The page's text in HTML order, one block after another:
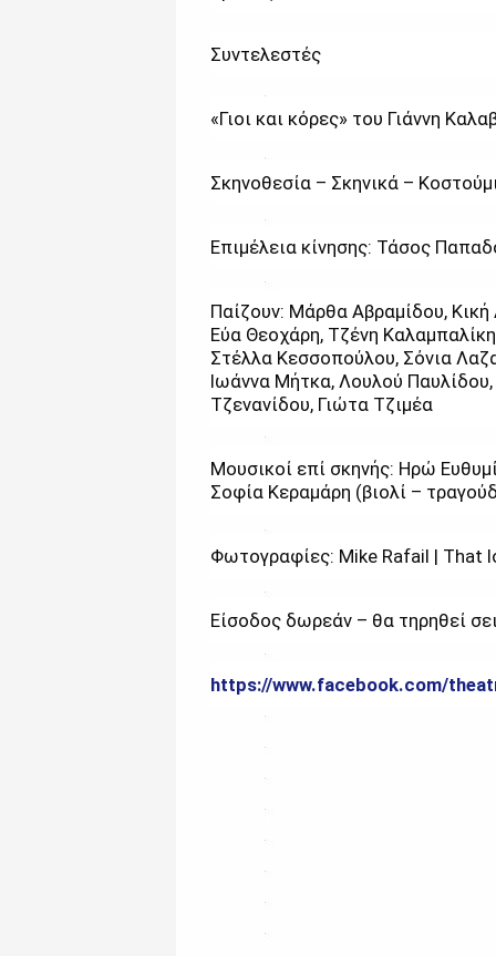
Συντελεστές
«Γιοι και κόρες» του Γιάννη
Σκηνοθεσία – Σκηνικά –
Επιμέλεια κίνησης: Τάσος
Παίζουν: Μάρθα Αβραμίδου,
Εύα Θεοχάρη, Τζένη
Στέλλα Κεσσοπούλου, Σόνια
Ιωάννα Μήτκα, Λουλού
Τζενανίδου, Γιώτα Τζιμέα
Μουσικοί επί σκηνής: Ηρώ
Σοφία Κεραμάρη (βιολί –
Φωτογραφίες: Mike Rafail | That
Είσοδος δωρεάν – θα τηρηθεί
https://www.facebook.com/